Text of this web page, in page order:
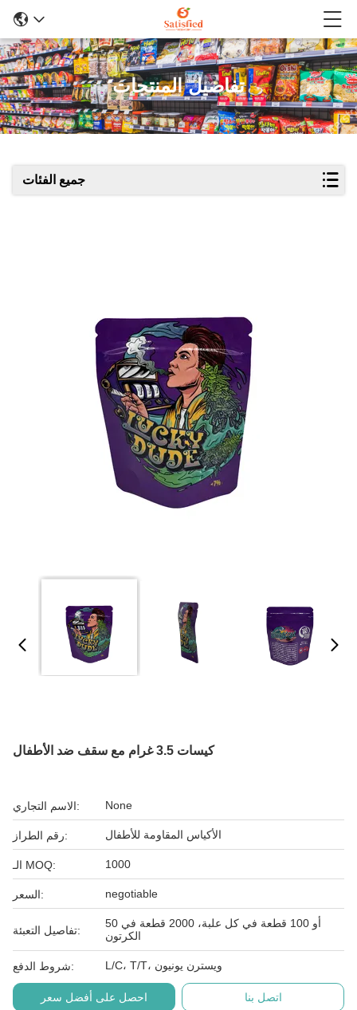
تفاصيل المنتجات
جميع الفئات
كيسات 3.5 غرام مع سقف ضد الأطفال
الاسم التجاري: None
رقم الطراز: الأكياس المقاومة للأطفال
الـ MOQ: 1000
السعر: negotiable
تفاصيل التعبئة:
50 أو 100 قطعة في كل علبة، 2000 قطعة في
الكرتون
شروط الدفع: L/C، T/T، ويسترن يونيون
احصل على أفضل سعر اتصل بنا